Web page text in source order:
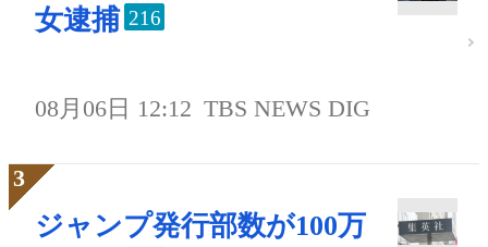
女逮捕 216
08月06日 12:12 TBS NEWS DIG
ジャンプ発行部数が100万